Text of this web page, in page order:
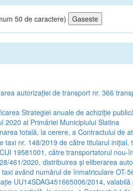
50 de caractere)
autorizației de transport nr. 366
Strategiei anuale de achiziție
2020 al Primăriei Municipiului Slatina
totală, la cerere, a Contractului de
taxi nr. 148/2019 de către titularul inițial,
19581001, către transportatorul nou-
461/2020, distribuirea și eliberarea
având numărul de înmatriculare OT-
UU14SDAG451665006/2014,